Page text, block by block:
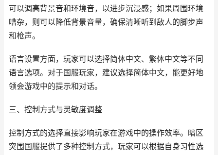
可以调高背景音和环境音，以进步沉浸感；如果周围环境
嘈杂，则可以降低背景音量，确保清晰听到敌人的脚步声
和枪声。
语言设置方面，玩家可以选择简体中文、繁体中文等不同
语言选项。对于国服玩家，建议选择简体中文，能更好地
领会游戏中的提示和对话。
三、控制方式与灵敏度调整
控制方式的选择直接影响玩家在游戏中的操作效率。暗区
突围国服提供了多种控制方式，玩家可以根据自身习性选